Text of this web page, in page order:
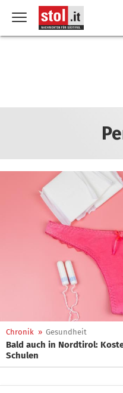
Chronik » Gesundheit
Bald auch in Nordtirol:
Schulen